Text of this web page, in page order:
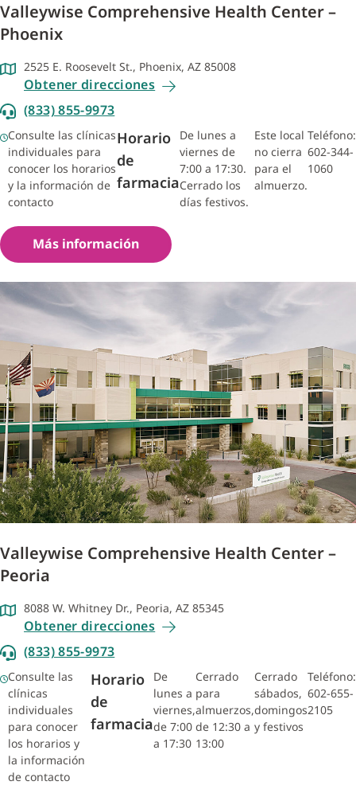
Valleywise Comprehensive Health Center –
Phoenix
2525 E. Roosevelt St., Phoenix, AZ 85008
Obtener direcciones
(833) 855-9973
Consulte las clínicas
individuales para
conocer los horarios
y la información de
contacto
Horario
de
farmacia
De lunes a
viernes de
7:00 a 17:30.
Cerrado los
días festivos.
Este local
no cierra
para el
almuerzo.
Teléfono:
602-344-
1060
Más información
Valleywise Comprehensive Health Center –
Peoria
8088 W. Whitney Dr., Peoria, AZ 85345
Obtener direcciones
(833) 855-9973
Consulte las
clínicas
individuales
para conocer
los horarios y
la información
de contacto
Horario
de
farmacia
De
lunes a
viernes,
de 7:00
a 17:30
Cerrado
para
almuerzos,
de 12:30 a
13:00
Cerrado
sábados,
domingos
y festivos
Teléfono:
602-655-
2105